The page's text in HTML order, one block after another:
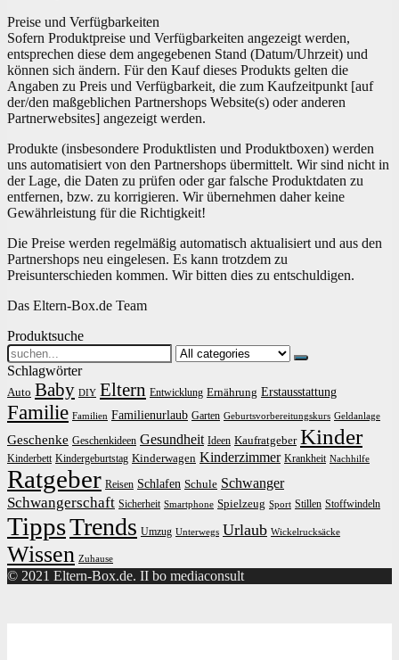
Preise und Verfügbarkeiten
Sofern Produktpreise und Verfügbarkeiten angezeigt werden,
entsprechen diese dem angegebenen Stand (Datum/Uhrzeit) und
können sich ändern. Für den Kauf dieses Produkts gelten die
Angaben zu Preis und Verfügbarkeit, die zum Kaufzeitpunkt [auf
der/den maßgeblichen Partnershops Website(s) oder anderen
Partnerwebsites] angezeigt werden.
Produkte (insbesondere Produktlisten und Produktboxen) werden
uns automatisiert von den Partnershops übermittelt. Wir sind nicht in
der Lage, die Daten zu prüfen oder gar falsche Produktdaten zu
entfernen, bzw. zu korrigieren. Wir übernehmen daher keine
Gewährleistung für die Richtigkeit!
Die Preise werden regelmäßig automatisch aktualisiert und aus den
Partnershops neu eingelesen. Es kann trotzdem zu
Preisunterschieden kommen. Wir bitten dies zu entschuldigen.
Das Eltern-Box.de Team
Produktsuche
Search
for:
Schlagwörter
Auto Baby DIY Eltern Entwicklung Ernährung Erstausstattung
Familie Familien Familienurlaub Garten Geburtsvorbereitungskurs Geldanlage
Geschenke Geschenkideen Gesundheit Ideen Kaufratgeber Kinder
Kinderbett Kindergeburtstag Kinderwagen Kinderzimmer Krankheit Nachhilfe
Ratgeber Reisen Schlafen Schule Schwanger
Schwangerschaft Sicherheit Smartphone Spielzeug Sport Stillen Stoffwindeln
TippsTrends Umzug Unterwegs Urlaub Wickelrucksäcke
Wissen Zuhause
© 2021 Eltern-Box.de. II bo mediaconsult